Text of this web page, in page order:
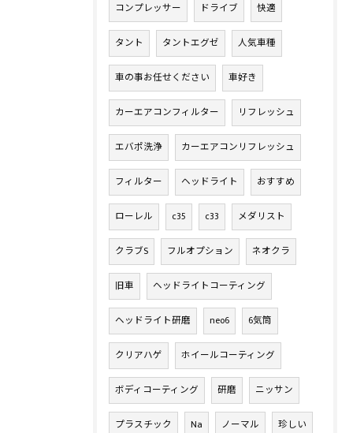
コンプレッサー ドライブ 快適
タント タントエグゼ 人気車種
車の事お任せください 車好き
カーエアコンフィルター リフレッシュ
エバポ洗浄 カーエアコンリフレッシュ
フィルター ヘッドライト おすすめ
ローレル c35 c33 メダリスト
クラブS フルオプション ネオクラ
旧車 ヘッドライトコーティング
ヘッドライト研磨 neo6 6気筒
クリアハゲ ホイールコーティング
ボディコーティング 研磨 ニッサン
プラスチック Na ノーマル 珍しい